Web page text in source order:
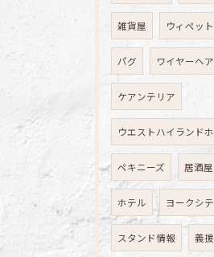
雑貨屋 ウィペット
パグ ワイヤーヘ
ケアンテリア
ウエストハイランド
ペキニーズ 居酒屋
ホテル ヨークシ
スタンド情報 義